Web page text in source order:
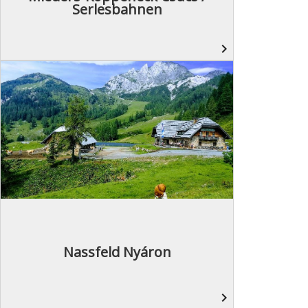
Serlesbahnen
navigate_next
Nassfeld Nyáron
navigate_next